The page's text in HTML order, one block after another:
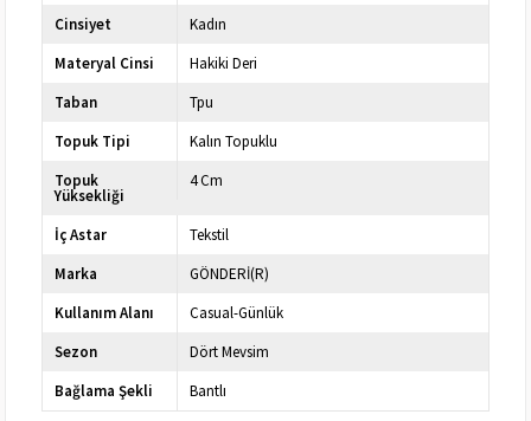
Cinsiyet
Kadın
Materyal Cinsi
Hakiki Deri
Taban
Tpu
Topuk Tipi
Kalın Topuklu
Topuk
Yüksekliği
4 Cm
İç Astar
Tekstil
Marka
GÖNDERİ(R)
Kullanım Alanı
Casual-Günlük
Sezon
Dört Mevsim
Bağlama Şekli
Bantlı